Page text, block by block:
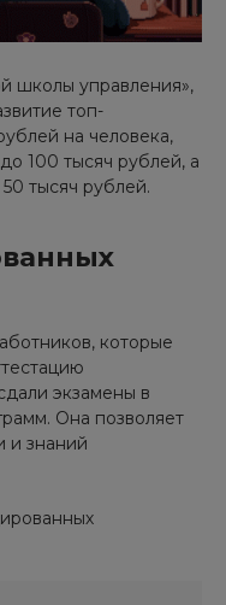
школы управления»,
топ-
на человека,
100 тысяч рублей, а
тысяч рублей.
которые
экзамены в
Она позволяет
и знаний